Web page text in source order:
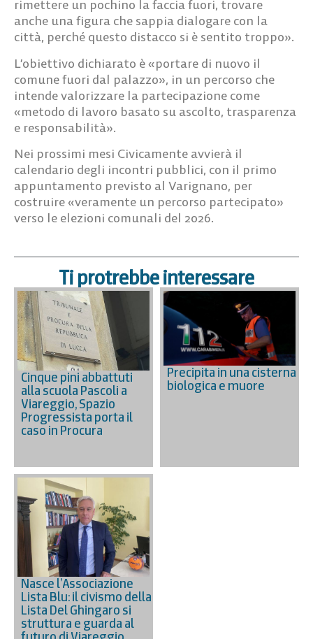
rimettere un pochino la faccia fuori, trovare
anche una figura che sappia dialogare con la
città, perché questo distacco si è sentito troppo».
L’obiettivo dichiarato è «portare di nuovo il
comune fuori dal palazzo», in un percorso che
intende valorizzare la partecipazione come
«metodo di lavoro basato su ascolto, trasparenza
e responsabilità».
Nei prossimi mesi Civicamente avvierà il
calendario degli incontri pubblici, con il primo
appuntamento previsto al Varignano, per
costruire «veramente un percorso partecipato»
verso le elezioni comunali del 2026.
Ti protrebbe interessare
Cinque pini abbattuti
alla scuola Pascoli a
Viareggio, Spazio
Progressista porta il
caso in Procura
Precipita in una cisterna
biologica e muore
Nasce l’Associazione
Lista Blu: il civismo della
Lista Del Ghingaro si
struttura e guarda al